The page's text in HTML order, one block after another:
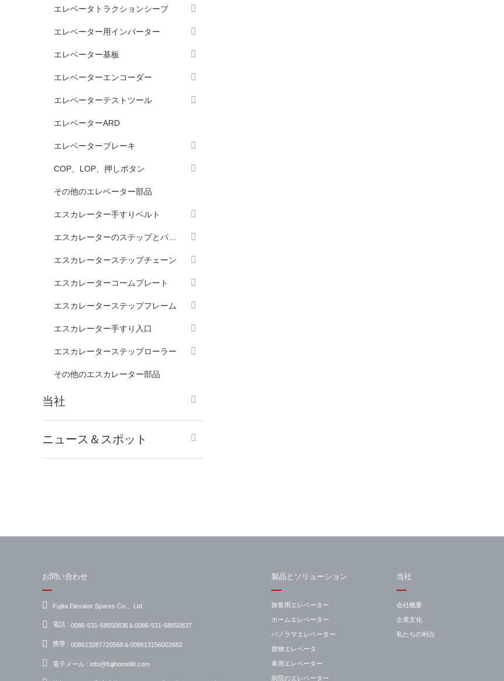
エレベータトラクションシーブ
エレベーター用インバーター
エレベーター基板
エレベーターエンコーダー
エレベーターテストツール
エレベーターARD
エレベーターブレーキ
COP、LOP、押しボタン
その他のエレベーター部品
エスカレーター手すりベルト
エスカレーターステップチェーン
エスカレーターコームプレート
エスカレーターステップフレーム
エスカレーター手すり入口
エスカレーターステップローラー
その他のエスカレーター部品
当社
ニュース＆スポット
お問い合わせ
Fujita Elevator Spares Co.、Ltd
電話 : 0086-531-68650836＆0086-531-68650837
携帯 : 008613287720568＆008613156002682
電子メール : info@fujihomelift.com
製品とソリューション
旅客用エレベーター
ホームエレベーター
パノラマエレベーター
貨物エレベータ
車用エレベーター
病院のエレベーター
当社
会社概要
企業文化
私たちの利点